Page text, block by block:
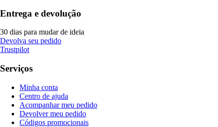
Entrega e devolução
30 dias para mudar de ideia
Devolva seu pedido
Trustpilot
Serviços
Minha conta
Centro de ajuda
Acompanhar meu pedido
Devolver meu pedido
Códigos promocionais